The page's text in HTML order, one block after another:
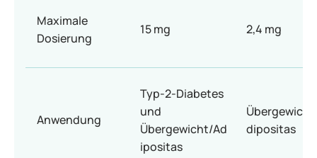
Maximale
Dosierung
15 mg 2,4 mg
Anwendung
Typ-2-Diabetes
und
Übergewicht/Ad
ipositas
dipositas